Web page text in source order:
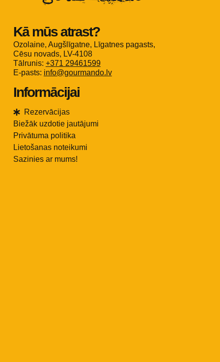
Kā mūs atrast?
Ozolaine, Augšlīgatne, Līgatnes pagasts,
Cēsu novads, LV-4108
Tālrunis: ‭ +371 29461599
E-pasts: info@gourmando.lv
Informācijai
Rezervācijas
Biežāk uzdotie jautājumi
Privātuma politika
Lietošanas noteikumi
Sazinies ar mums!